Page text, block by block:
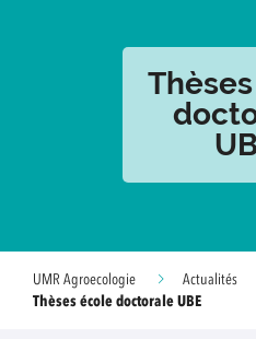
UMR Agroecologie
Actualités
Thèses école doctorale UBE